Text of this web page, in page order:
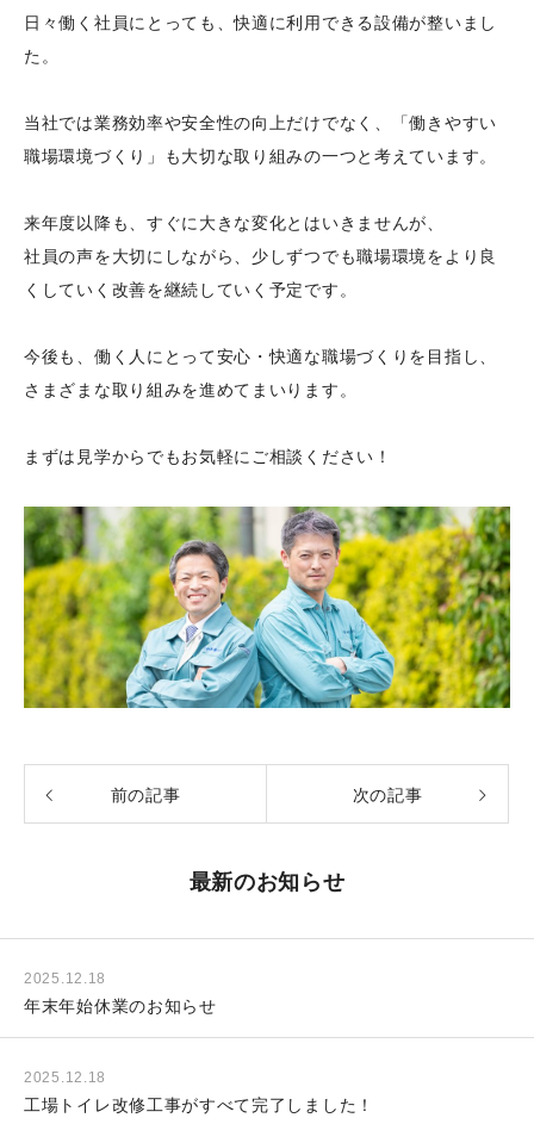
日々働く社員にとっても、快適に利用できる設備が整いまし
た。
当社では業務効率や安全性の向上だけでなく、「働きやすい
職場環境づくり」も大切な取り組みの一つと考えています。
来年度以降も、すぐに大きな変化とはいきませんが、
社員の声を大切にしながら、少しずつでも職場環境をより良
くしていく改善を継続していく予定です。
今後も、働く人にとって安心・快適な職場づくりを目指し、
さまざまな取り組みを進めてまいります。
まずは見学からでもお気軽にご相談ください！
前の記事 次の記事
最新のお知らせ
2025.12.18
年末年始休業のお知らせ
2025.12.18
工場トイレ改修工事がすべて完了しました！